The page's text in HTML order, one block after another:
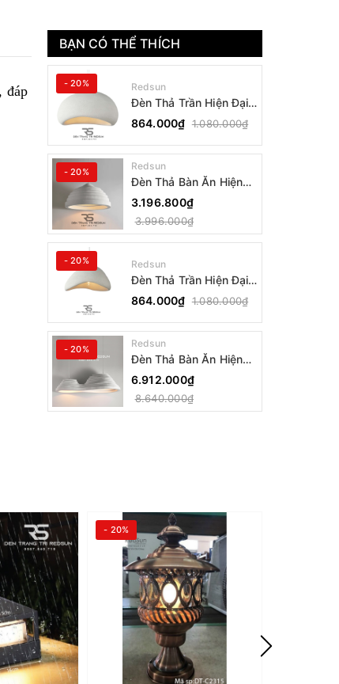
đáp
BẠN CÓ THỂ THÍCH
- 20% Redsun
Đèn Thả Trần Hiện Đại
Phong Cách Nhật Bản
Wabi-sabi CDT-T036
Dáng B
864.000₫ 1.080.000₫
- 20% Redsun
Đèn Thả Bàn Ăn Hiện
Đại Bậc Thang Đơn
Phong Cách Nhật Bản
Wabi-sabi DC-T078B
3.196.800₫
3.996.000₫
- 20% Redsun
Đèn Thả Trần Hiện Đại
Phong Cách Nhật Bản
Wabi-sabi CDT-T036
Dáng A
864.000₫ 1.080.000₫
- 20% Redsun
Đèn Thả Bàn Ăn Hiện
Đại Bậc Thang Đôi
Phong Cách Nhật Bản
Wabi-sabi DC-T078A
6.912.000₫
8.640.000₫
- 20%